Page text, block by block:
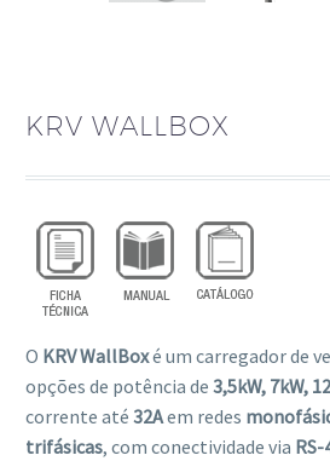
KRV WALLBOX
O KRV WallBoxé um carregador de
opções de potência de 3,5kW, 7kW,
corrente até 32Aem redes
trifásicas, com conectividade via